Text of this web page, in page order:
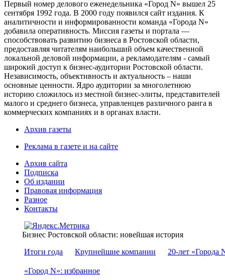
Первый номер делового еженедельника «Город N» вышел 25
сентября 1992 года. В 2000 году появился сайт издания. К
аналитичности и информированности команда «Города N»
добавила оперативность. Миссия газеты и портала —
способствовать развитию бизнеса в Ростовской области,
предоставляя читателям наибольший объем качественной
локальной деловой информации, а рекламодателям - самый
широкий доступ к бизнес-аудитории Ростовской области.
Независимость, объективность и актуальность – наши
основные ценности. Ядро аудитории за многолетнюю
историю сложилось из местной бизнес-элиты, представителей
малого и среднего бизнеса, управленцев различного ранга в
коммерческих компаниях и в органах власти.
Архив газеты
Реклама в газете и на сайте
Архив сайта
Подписка
Об издании
Правовая информация
Разное
Контакты
Бизнес Ростовской области: новейшая история
Итоги года
Крупнейшие компании 20-лет «Города
«Город N»: избранное